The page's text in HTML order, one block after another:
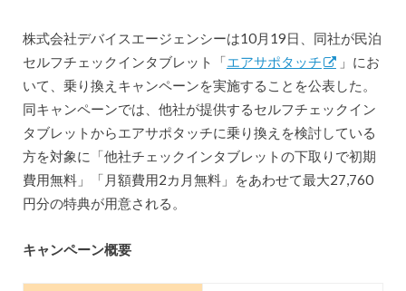
株式会社デバイスエージェンシーは10月19日、同社が民泊
セルフチェックインタブレット「エアサポタッチ
」にお
いて、乗り換えキャンペーンを実施することを公表した。
同キャンペーンでは、他社が提供するセルフチェックイン
タブレットからエアサポタッチに乗り換えを検討している
方を対象に「他社チェックインタブレットの下取りで初期
費用無料」「月額費用2カ月無料」をあわせて最大27,760
円分の特典が用意される。
キャンペーン概要